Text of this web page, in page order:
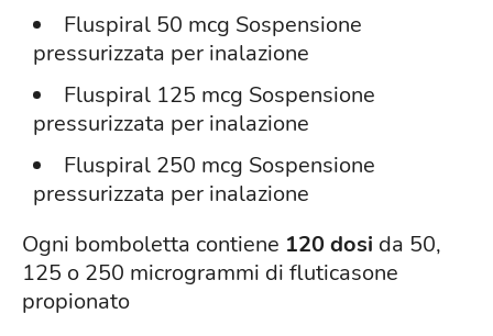
Fluspiral 50 mcg Sospensione
pressurizzata per inalazione
Fluspiral 125 mcg Sospensione
pressurizzata per inalazione
Fluspiral 250 mcg Sospensione
pressurizzata per inalazione
Ogni bomboletta contiene 120 dosi da 50,
125 o 250 microgrammi di fluticasone
propionato